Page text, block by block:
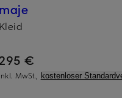
maje
Kleid
€
inkl. MwSt., kostenloser